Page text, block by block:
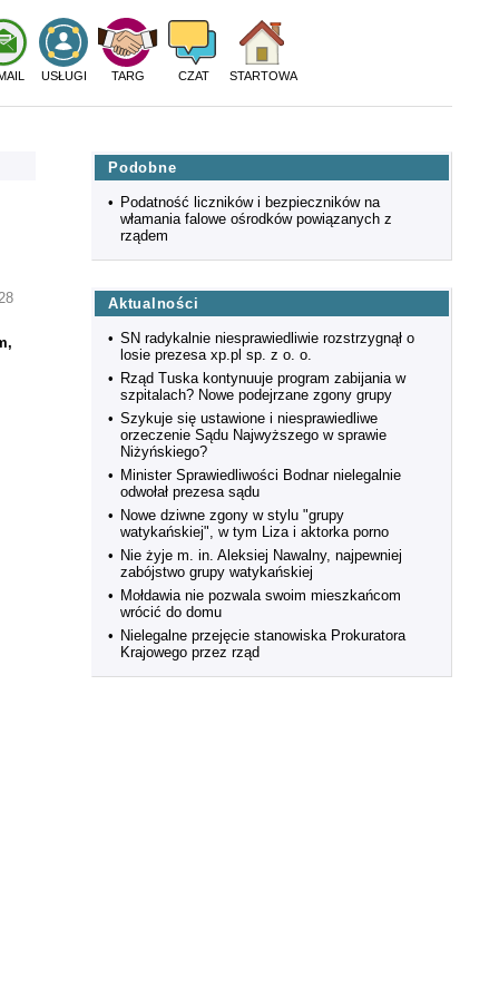
USŁUGI TARG CZAT STARTOWA
Podobne
• Podatność liczników i bezpieczników na
włamania falowe ośrodków powiązanych z
rządem
Aktualności
• SN radykalnie niesprawiedliwie rozstrzygnął o
losie prezesa xp.pl sp. z o. o.
• Rząd Tuska kontynuuje program zabijania w
szpitalach? Nowe podejrzane zgony grupy
• Szykuje się ustawione i niesprawiedliwe
orzeczenie Sądu Najwyższego w sprawie
Niżyńskiego?
• Minister Sprawiedliwości Bodnar nielegalnie
odwołał prezesa sądu
• Nowe dziwne zgony w stylu "grupy
watykańskiej", w tym Liza i aktorka porno
• Nie żyje m. in. Aleksiej Nawalny, najpewniej
zabójstwo grupy watykańskiej
• Mołdawia nie pozwala swoim mieszkańcom
wrócić do domu
• Nielegalne przejęcie stanowiska Prokuratora
Krajowego przez rząd